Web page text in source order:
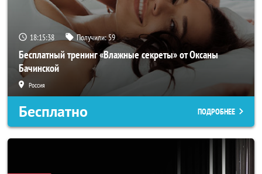
18:15:35 Получили:59
Бесплатный тренинг «Влажные секреты» от Оксаны
Бачинской
Россия
Бесплатно ПОДРОБНЕЕ